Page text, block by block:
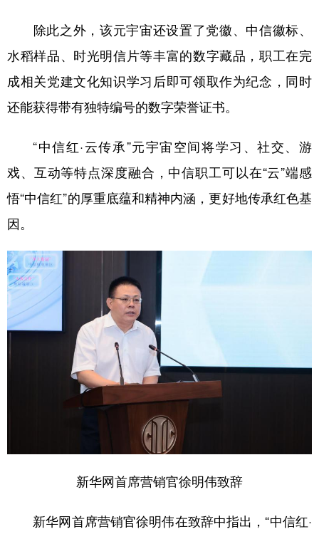
除此之外，该元宇宙还设置了党徽、中信徽标、
水稻样品、时光明信片等丰富的数字藏品，职工在完
成相关党建文化知识学习后即可领取作为纪念，同时
还能获得带有独特编号的数字荣誉证书。
“中信红·云传承”元宇宙空间将学习、社交、游
戏、互动等特点深度融合，中信职工可以在“云”端感
悟“中信红”的厚重底蕴和精神内涵，更好地传承红色基
因。
新华网首席营销官徐明伟致辞
新华网首席营销官徐明伟在致辞中指出，“中信红·